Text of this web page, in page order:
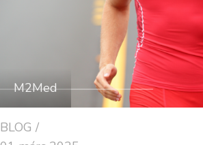
M2Med
BLOG